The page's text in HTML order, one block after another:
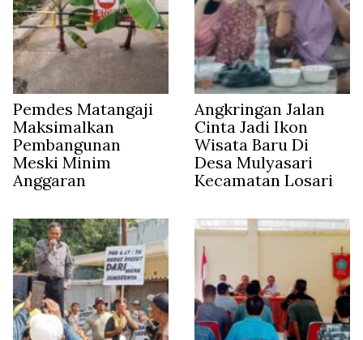
Pemdes Matangaji
Maksimalkan
Pembangunan
Meski Minim
Anggaran
Angkringan Jalan
Cinta Jadi Ikon
Wisata Baru Di
Desa Mulyasari
Kecamatan Losari